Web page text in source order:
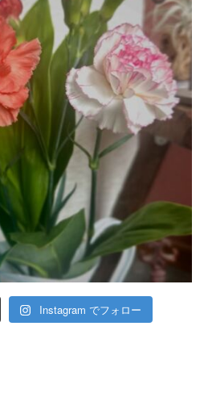
Instagram でフォロー